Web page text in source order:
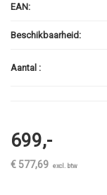
EAN:
Beschikbaarheid:
Aantal :
699,-
€ 577,69 excl. btw